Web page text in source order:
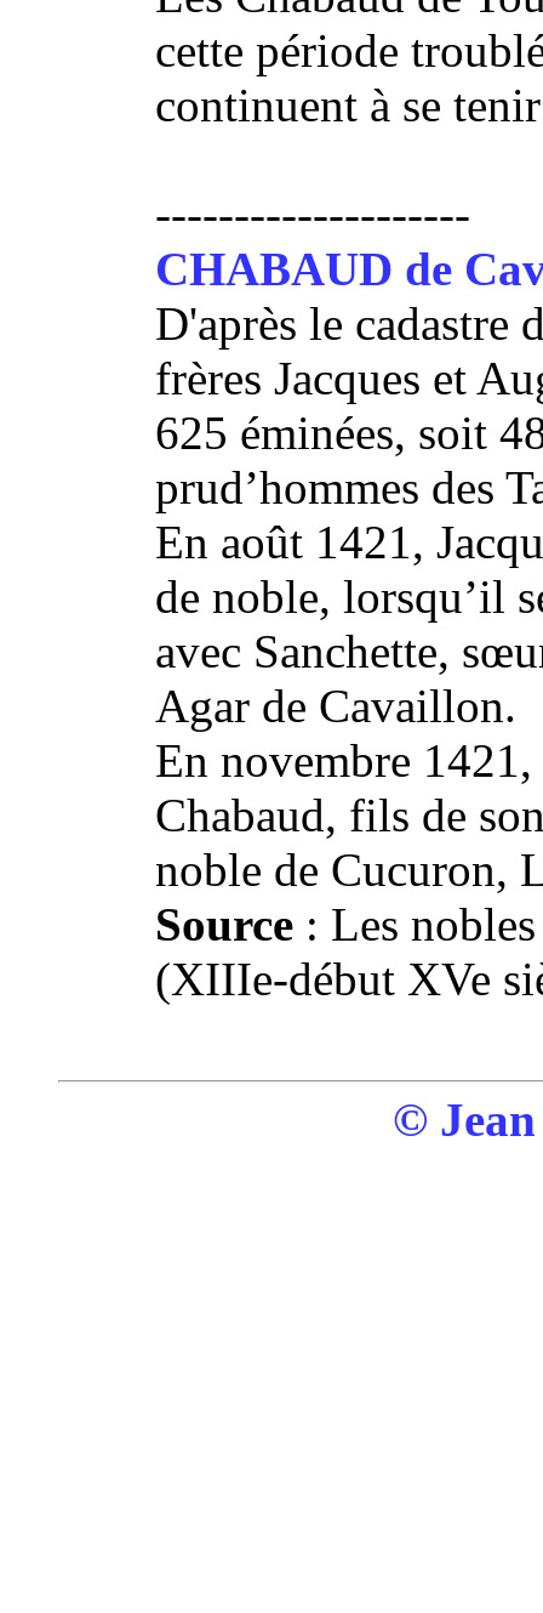
cette période
continuent à se
--------------------
CHABAUD de
D'après le cadastre
frères Jacques et
625 éminées, soit
prud’hommes des
En août 1421,
de noble, lorsqu’il
avec Sanchette,
Agar de Cavaillon.
En novembre
Chabaud, fils de
noble de Cucuron,
Source : Les
(XIIIe‑début XVe
©